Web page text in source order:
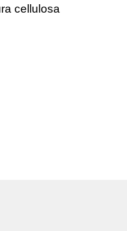
cellulosa